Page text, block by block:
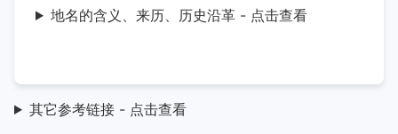
地名的含义、来历、历史沿革 - 点击查看
其它参考链接 - 点击查看